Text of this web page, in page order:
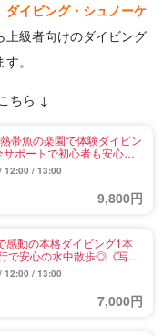
ダイビング・シュノーケ
上級者向けのダイビング
。
ちら ↓
帯魚の楽園で体験ダイビン
ポートで初心者も安心
12:00 / 13:00
9,800円
感動の本格ダイビング1本
で安心の水中散歩◎《写
No.1)
12:00 / 13:00
7,000円